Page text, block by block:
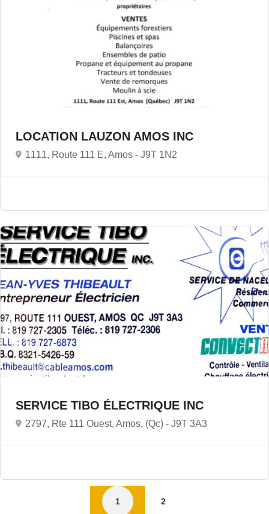
LOCATION LAUZON AMOS INC
1111, Route 111 E, Amos - J9T 1N2
SERVICE TIBO ÉLECTRIQUE INC
2797, Rte 111 Ouest, Amos, (Qc) - J9T 3A3
1 2